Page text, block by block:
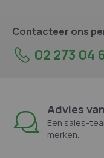
Contacteer ons
02 273 04
Advies
Een sales-
merken.